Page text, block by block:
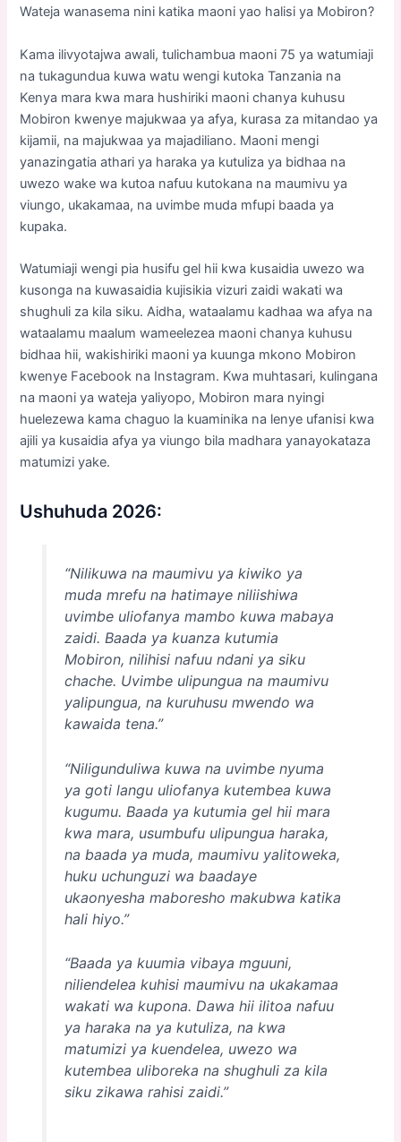
Wateja wanasema nini katika maoni yao halisi ya Mobiron?
Kama ilivyotajwa awali, tulichambua maoni 75 ya watumiaji
na tukagundua kuwa watu wengi kutoka Tanzania na
Kenya mara kwa mara hushiriki maoni chanya kuhusu
Mobiron kwenye majukwaa ya afya, kurasa za mitandao ya
kijamii, na majukwaa ya majadiliano. Maoni mengi
yanazingatia athari ya haraka ya kutuliza ya bidhaa na
uwezo wake wa kutoa nafuu kutokana na maumivu ya
viungo, ukakamaa, na uvimbe muda mfupi baada ya
kupaka.
Watumiaji wengi pia husifu gel hii kwa kusaidia uwezo wa
kusonga na kuwasaidia kujisikia vizuri zaidi wakati wa
shughuli za kila siku. Aidha, wataalamu kadhaa wa afya na
wataalamu maalum wameelezea maoni chanya kuhusu
bidhaa hii, wakishiriki maoni ya kuunga mkono Mobiron
kwenye Facebook na Instagram. Kwa muhtasari, kulingana
na maoni ya wateja yaliyopo, Mobiron mara nyingi
huelezewa kama chaguo la kuaminika na lenye ufanisi kwa
ajili ya kusaidia afya ya viungo bila madhara yanayokataza
matumizi yake.
Ushuhuda 2026:
“Nilikuwa na maumivu ya kiwiko ya
muda mrefu na hatimaye niliishiwa
uvimbe uliofanya mambo kuwa mabaya
zaidi. Baada ya kuanza kutumia
Mobiron, nilihisi nafuu ndani ya siku
chache. Uvimbe ulipungua na maumivu
yalipungua, na kuruhusu mwendo wa
kawaida tena.”
“Niligunduliwa kuwa na uvimbe nyuma
ya goti langu uliofanya kutembea kuwa
kugumu. Baada ya kutumia gel hii mara
kwa mara, usumbufu ulipungua haraka,
na baada ya muda, maumivu yalitoweka,
huku uchunguzi wa baadaye
ukaonyesha maboresho makubwa katika
hali hiyo.”
“Baada ya kuumia vibaya mguuni,
niliendelea kuhisi maumivu na ukakamaa
wakati wa kupona. Dawa hii ilitoa nafuu
ya haraka na ya kutuliza, na kwa
matumizi ya kuendelea, uwezo wa
kutembea uliboreka na shughuli za kila
siku zikawa rahisi zaidi.”